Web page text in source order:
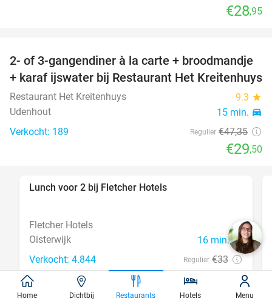
€28,95
38%
2- of 3-gangendiner à la carte + broodmandje
+ karaf ijswater bij Restaurant Het Kreitenhuys
Restaurant Het Kreitenhuys 9.3 star
Udenhout 15 min. directions_car
Verkocht: 189 Regulier €47,35
€29,50
Lunch voor 2 bij Fletcher Hotels
Fletcher Hotels
Oisterwijk
16 min.directions_car
Verkocht: 4.844 Regulier €33
,90
Home Dichtbij Restaurants Hotels Menu